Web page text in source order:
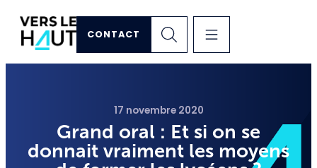
CONTACT
17 novembre 2020
Grand oral : Et si on se
donnait vraiment les moyens